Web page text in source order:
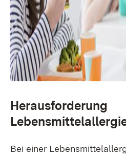
Herausforderung
Bei einer